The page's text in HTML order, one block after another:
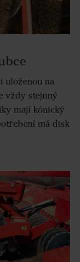
uloženou na
vždy stejnný
mají kónický
má disk